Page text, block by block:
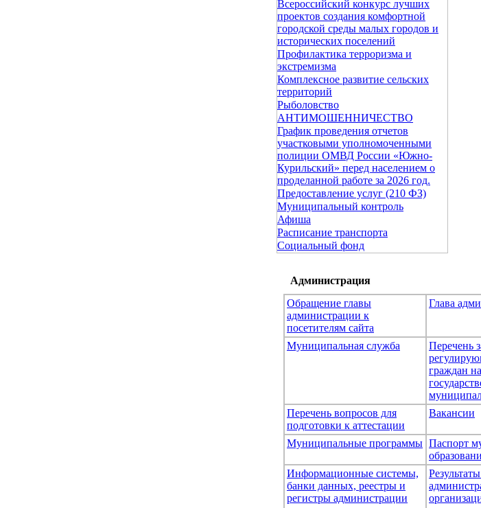
Всероссийский конкурс лучших
проектов создания комфортной
городской среды малых городов и
исторических поселений
Профилактика терроризма и
экстремизма
Комплексное развитие сельских
территорий
Рыболовство
АНТИМОШЕННИЧЕСТВО
График проведения отчетов
участковыми уполномоченными
полиции ОМВД России «Южно-
Курильский» перед населением о
проделанной работе за 2026 год.
Предоставление услуг (210 ФЗ)
Муниципальный контроль
Афиша
Расписание транспорта
Социальный фонд
Администрация
Обращение главы
администрации к
посетителям сайта
Глава
Муниципальная служба
Перечень
граждан на
Перечень вопросов для
подготовки к аттестации
Вакансии
Муниципальные программы Паспорт
Информационные системы,
банки данных, реестры и
регистры администрации